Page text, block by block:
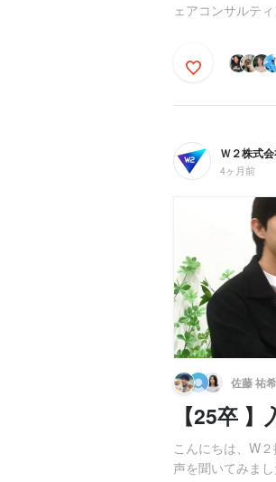
ェアコンサルテ
Ｗ２株式
4ヶ月前
佐藤 祐希
【25卒
こんにちは、W
声を聞いてみま